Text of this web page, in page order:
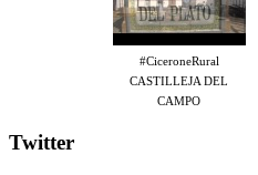
#CiceroneRural
CASTILLEJA DEL
CAMPO
Twitter